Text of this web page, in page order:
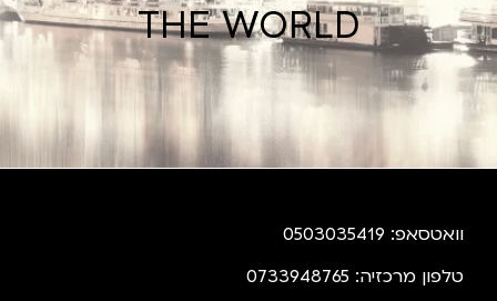
THE WORLD
וואטסאפ: 0503035419
טלפון מרכזיה: 0733948765